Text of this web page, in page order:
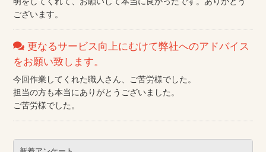
ございます。
更なるサービス向上にむけて弊社へのアドバイス
をお願い致します。
今回作業してくれた職人さん、ご苦労様でした。
担当の方も本当にありがとうございました。
ご苦労様でした。